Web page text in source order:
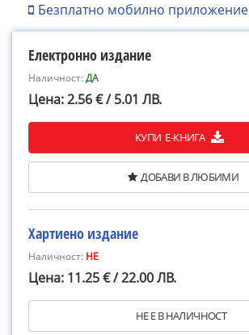
Безплатно мобилно приложение
Електронно издание
Наличност:ДА
Цена: 2.56 € / 5.01 ЛВ.
КУПИ Е-КНИГА
ДОБАВИ В ЛЮБИМИ
Хартиено издание
Наличност: НЕ
Цена: 11.25 € / 22.00 ЛВ.
НЕ Е В НАЛИЧНОСТ